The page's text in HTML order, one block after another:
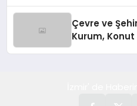
Çevre ve
Kurum,